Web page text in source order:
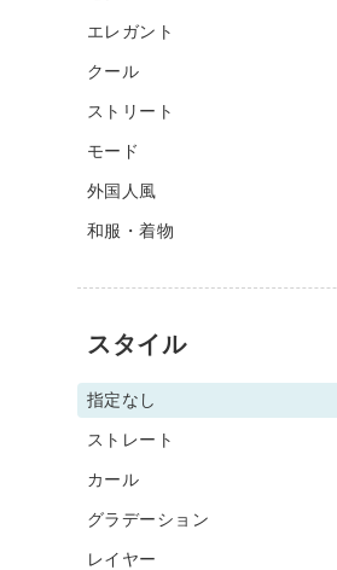
エレガント
クール
ストリート
モード
外国人風
和服・着物
スタイル
指定なし
ストレート
カール
グラデーション
レイヤー